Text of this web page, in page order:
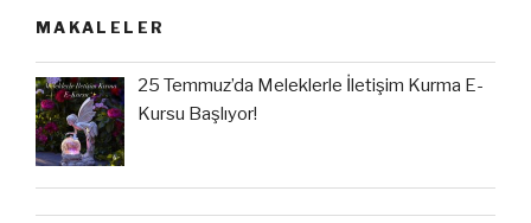
MAKALELER
25 Temmuz’da Meleklerle İletişim Kurma E-
Kursu Başlıyor!